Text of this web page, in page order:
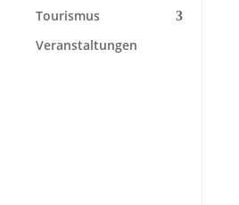
Tourismus
Veranstaltungen